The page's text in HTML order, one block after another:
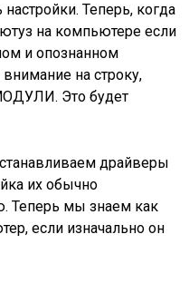
Теперь, когда
на компьютере если
и опознанном
на строку,
Это будет
драйверы
их обычно
Теперь мы знаем как
если изначально он